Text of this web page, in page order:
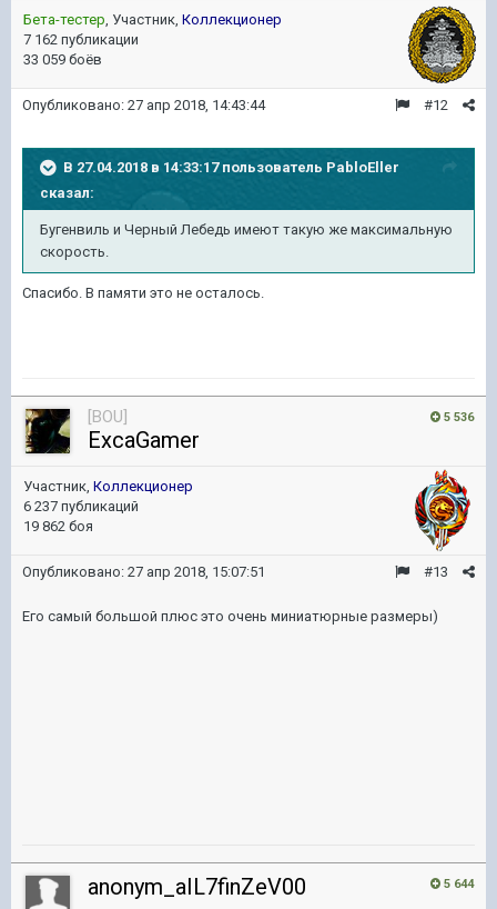
Бета-тестер , Участник, Коллекционер
7 162 публикации
33 059 боёв
#12
Опубликовано: 27 апр 2018, 14:43:44
В 27.04.2018 в 14:33:17 пользователь PabloEller
сказал:
Бугенвиль и Черный Лебедь имеют такую же максимальную
скорость.
Спасибо. В памяти это не осталось.
5 536
[BOU]
ExcaGamer
Участник, Коллекционер
6 237 публикаций
19 862 боя
#13
Опубликовано: 27 апр 2018, 15:07:51
Его самый большой плюс это очень миниатюрные размеры)
5 644
anonym_aIL7finZeV00